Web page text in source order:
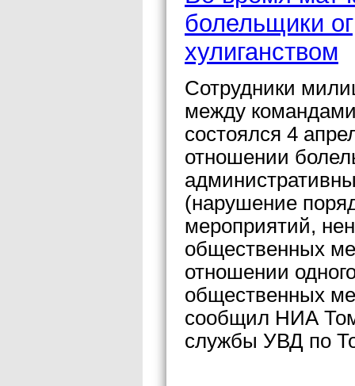
болельщики
хулиганством
Сотрудники
между
состоялся 4
отношении
(нарушение
мероприятий,
общественных
отношении
общественных
сообщил НИА
службы УВД по